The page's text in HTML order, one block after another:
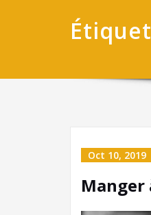
Oct 10, 2019
Manger